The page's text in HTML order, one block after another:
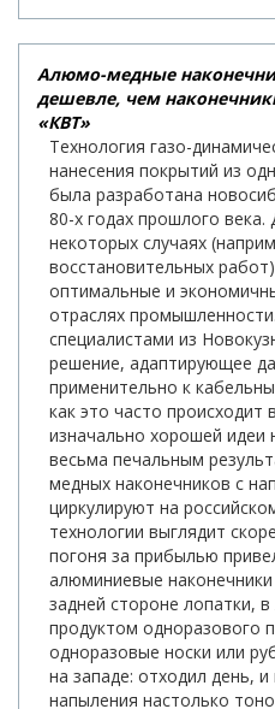
Алюмо-медные
дешевле, чем
«КВТ»
Технология газо-
нанесения покрытий из
была разработана
80-х годах прошлого века.
некоторых случаях
восстановительных
оптимальные и
отраслях
специалистами из
решение, адаптирующее
применительно к
как это часто
изначально хорошей идеи
весьма печальным
медных наконечников с
циркулируют на
технологии выглядит
погоня за прибылью
алюминиевые
задней стороне лопатки,
продуктом одноразового
одноразовые носки или
на западе: отходил день,
напыления настолько